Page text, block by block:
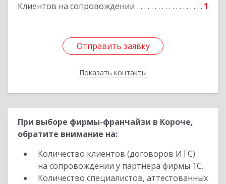
Клиентов на сопровождении 1
Отправить заявку
Показать контакты
Отправить заявку
Назад
При выборе фирмы-франчайзи в Короче,
обратите внимание на:
Количество клиентов (договоров ИТС)
на сопровождении у партнера фирмы 1С.
Количество специалистов, аттестованных